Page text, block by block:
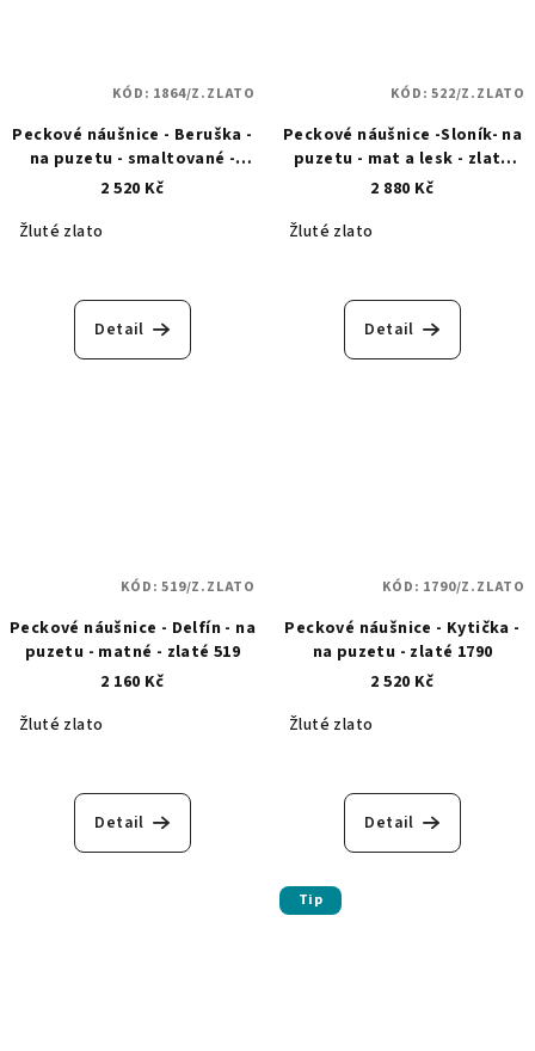
Peckové náušnice - Beruška -
na puzetu - smaltované -
zlaté 1864
2 520 Kč
Žluté zlato
Detail
KÓD: 1864/Z.ZLATO
Peckové náušnice -Sloník- na
puzetu - mat a lesk - zlaté
522
2 880 Kč
Žluté zlato
Detail
KÓD:522/Z.ZLATO
Peckové náušnice - Delfín - na
puzetu - matné - zlaté 519
2 160 Kč
Žluté zlato
Detail
KÓD:519/Z.ZLATO
Peckové náušnice - Kytička -
na puzetu - zlaté 1790
2 520 Kč
Žluté zlato
Detail
KÓD: 1790/Z.ZLATO
Tip